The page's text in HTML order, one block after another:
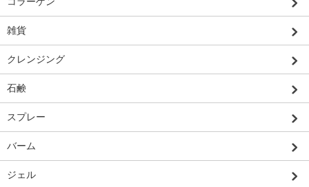
雑貨
クレンジング
石鹸
スプレー
バーム
ジェル